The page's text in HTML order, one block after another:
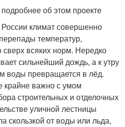
об этом проекте
климат совершенно
температур,
сверх всяких норм. Нередко
сильнейший дождь, а к утру
воды превращается в лёд.
крайне важно с умом
строительных и отделочных
уличной лестницы
скользкой от воды или льда,